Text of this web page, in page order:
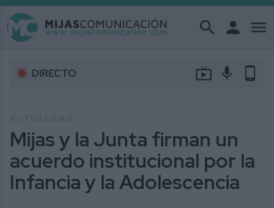
search person menu
DIRECTO live_tv mic phone_android
Mijas y la Junta firman un
acuerdo institucional por la
Infancia y la Adolescencia